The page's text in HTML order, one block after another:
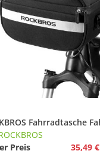
Preis
35,49 €